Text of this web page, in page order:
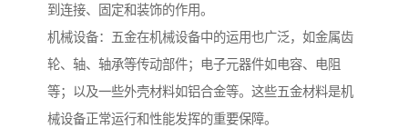
到连接、固定和装饰的作用。
机械设备：五金在机械设备中的运用也广泛，如金属齿
轮、轴、轴承等传动部件；电子元器件如电容、电阻
等；以及一些外壳材料如铝合金等。这些五金材料是机
械设备正常运行和性能发挥的重要保障。